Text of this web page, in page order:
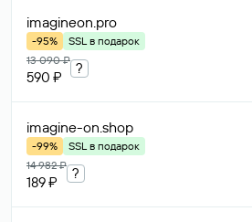
imagineon.pro
-95%
SSL в подарок
13 090 ₽
590 ₽
?
imagine-on.shop
-99%
SSL в подарок
14 982 ₽
189 ₽
?